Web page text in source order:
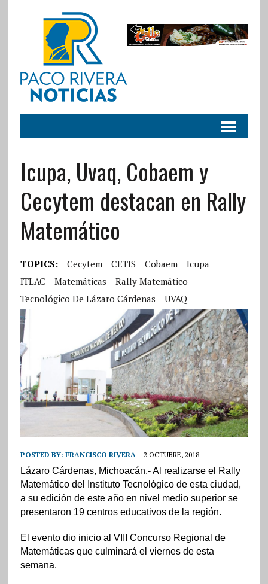
Icupa, Uvaq, Cobaem y
Cecytem destacan en Rally
Matemático
TOPICS: Cecytem CETIS Cobaem
Icupa
ITLAC
Matemáticas
Rally Matemático
Tecnológico De Lázaro Cárdenas
UVAQ
POSTED BY: FRANCISCO RIVERA 2 OCTUBRE, 2018
Lázaro Cárdenas, Michoacán.- Al realizarse el Rally
Matemático del Instituto Tecnológico de esta ciudad,
a su edición de este año en nivel medio superior se
presentaron 19 centros educativos de la región.
El evento dio inicio al VIII Concurso Regional de
Matemáticas que culminará el viernes de esta
semana.